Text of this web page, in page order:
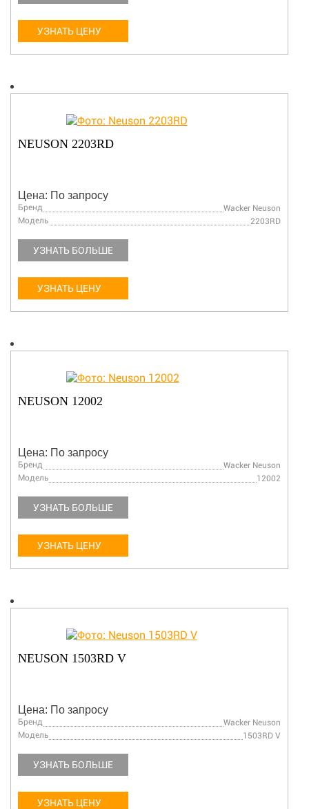
УЗНАТЬ ЦЕНУ
NEUSON 2203RD
Цена: По запросу
Бренд
Wacker Neuson
Модель
2203RD
УЗНАТЬ БОЛЬШЕ
УЗНАТЬ ЦЕНУ
NEUSON 12002
Цена: По запросу
Бренд
Wacker Neuson
Модель
12002
УЗНАТЬ БОЛЬШЕ
УЗНАТЬ ЦЕНУ
NEUSON 1503RD V
Цена: По запросу
Бренд
Wacker Neuson
Модель
1503RD V
УЗНАТЬ БОЛЬШЕ
УЗНАТЬ ЦЕНУ